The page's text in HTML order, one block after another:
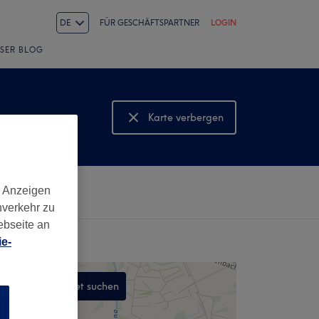
DE FÜR GESCHÄFTSPARTNER LOGIN
BLOG
Karte verbergen
Karte anzeigen
In diesem Gebiet suchen
zu
an